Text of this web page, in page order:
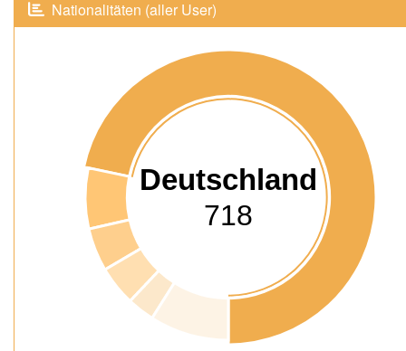
Nationalitäten (aller User)
Deutschland
718